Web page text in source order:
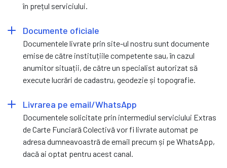
în prețul serviciului.
Documente oficiale
Documentele livrate prin site-ul nostru sunt documente
emise de către instituțiile competente sau, în cazul
anumitor situații, de către un specialist autorizat să
execute lucrări de cadastru, geodezie și topografie.
Livrarea pe email/WhatsApp
Documentele solicitate prin intermediul serviciului Extras
de Carte Funciară Colectivă vor fi livrate automat pe
adresa dumneavoastră de email precum și pe WhatsApp,
dacă ai optat pentru acest canal.